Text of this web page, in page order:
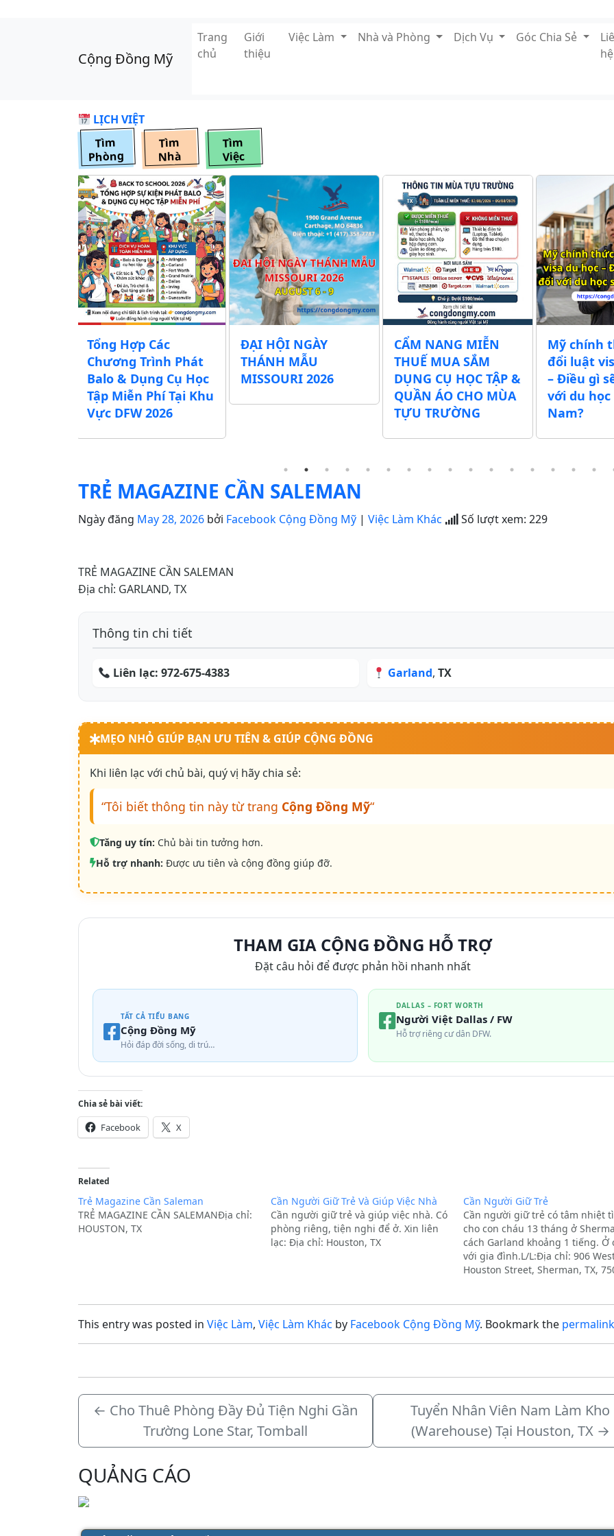
Cộng Đồng Mỹ
Trang
chủ
Giới
thiệu
Việc Làm Nhà và Phòng Dịch Vụ Góc Chia Sẻ
hệ
LỊCH VIỆT
Tìm
Phòng
Tìm
Nhà
Tìm
Việc
Tổng Hợp Các
Chương Trình Phát
Balo & Dụng Cụ Học
Tập Miễn Phí Tại Khu
Vực DFW 2026
ĐẠI HỘI NGÀY
THÁNH MẪU
MISSOURI 2026
CẨM NANG MIỄN
THUẾ MUA SẮM
DỤNG CỤ HỌC TẬP &
QUẦN ÁO CHO MÙA
TỰU TRƯỜNG
Mỹ chính
đổi luật
– Điều gì
với du
Nam?
TRẺ MAGAZINE CẦN SALEMAN
Ngày đăng May 28, 2026 bởi Facebook Cộng Đồng Mỹ | Việc Làm Khác Số lượt xem: 229
TRẺ MAGAZINE CẦN SALEMAN
Địa chỉ: GARLAND, TX
Thông tin chi tiết
Liên lạc:972-675-4383 Garland, TX
MẸO NHỎ GIÚP BẠN ƯU TIÊN & GIÚP CỘNG ĐỒNG
Khi liên lạc với chủ bài, quý vị hãy chia sẻ:
“Tôi biết thông tin này từ trang Cộng Đồng Mỹ“
Tăng uy tín: Chủ bài tin tưởng hơn.
Hỗ trợ nhanh: Được ưu tiên và cộng đồng giúp đỡ.
THAM GIA CỘNG ĐỒNG HỖ TRỢ
Đặt câu hỏi để được phản hồi nhanh nhất
TẤT CẢ TIỂU BANG
Cộng Đồng Mỹ
Hỏi đáp đời sống, di trú…
DALLAS – FORT WORTH
Người Việt Dallas / FW
Hỗ trợ riêng cư dân DFW.
Chia sẻ bài viết:
Facebook X
Related
Trẻ Magazine Cần Saleman
TRẺ MAGAZINE CẦN SALEMANĐịa chỉ:
HOUSTON, TX
Cần Người Giữ Trẻ Và Giúp Việc Nhà
Cần người giữ trẻ và giúp việc nhà. Có
phòng riêng, tiện nghi để ở. Xin liên
lạc: Địa chỉ: Houston, TX
Cần Người Giữ Trẻ
Cần người giữ trẻ có tâm nhiệt
cho con cháu 13 tháng ở
cách Garland khoảng 1 tiếng. Ở
với gia đình.L/L:Địa chỉ: 906
Houston Street, Sherman, TX,
This entry was posted in Việc Làm, Việc Làm Khác by Facebook Cộng Đồng Mỹ. Bookmark the permalink
← Cho Thuê Phòng Đầy Đủ Tiện Nghi Gần
Trường Lone Star, Tomball
Tuyển Nhân Viên Nam Làm Kho
(Warehouse) Tại Houston, TX →
QUẢNG CÁO